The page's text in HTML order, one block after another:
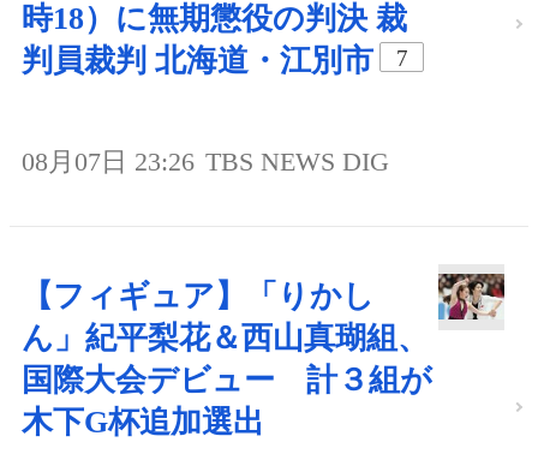
時18）に無期懲役の判決 裁
判員裁判 北海道・江別市
7
08月07日 23:26 TBS NEWS DIG
【フィギュア】「りかし
ん」紀平梨花＆西山真瑚組、
国際大会デビュー 計３組が
木下G杯追加選出